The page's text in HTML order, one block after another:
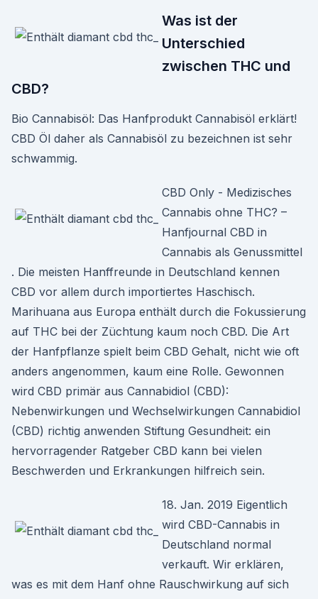
Was ist der
Unterschied
zwischen THC und
CBD?
Bio Cannabisöl: Das Hanfprodukt Cannabisöl erklärt!
CBD Öl daher als Cannabisöl zu bezeichnen ist sehr
schwammig.
CBD Only - Medizisches
Cannabis ohne THC? –
Hanfjournal CBD in
Cannabis als Genussmittel
. Die meisten Hanffreunde in Deutschland kennen
CBD vor allem durch importiertes Haschisch.
Marihuana aus Europa enthält durch die Fokussierung
auf THC bei der Züchtung kaum noch CBD. Die Art
der Hanfpflanze spielt beim CBD Gehalt, nicht wie oft
anders angenommen, kaum eine Rolle. Gewonnen
wird CBD primär aus Cannabidiol (CBD):
Nebenwirkungen und Wechselwirkungen Cannabidiol
(CBD) richtig anwenden Stiftung Gesundheit: ein
hervorragender Ratgeber CBD kann bei vielen
Beschwerden und Erkrankungen hilfreich sein.
18. Jan. 2019 Eigentlich
wird CBD-Cannabis in
Deutschland normal
verkauft. Wir erklären,
was es mit dem Hanf ohne Rauschwirkung auf sich